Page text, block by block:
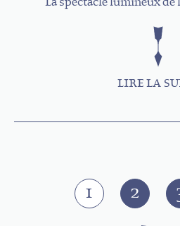
La spectacle lumineux de
LIRE LA
1 2